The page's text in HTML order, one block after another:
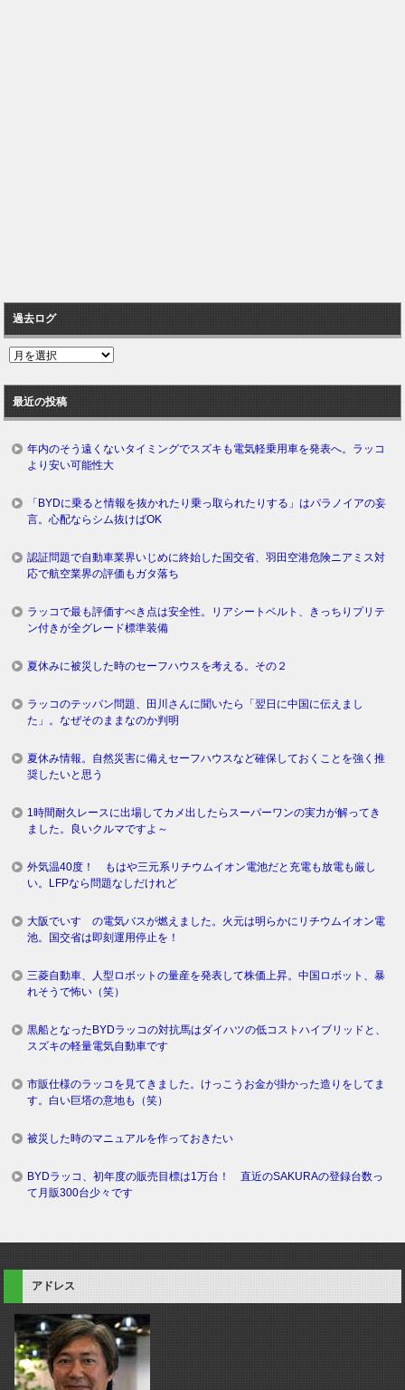
過去ログ
過
ロ
グ
最近の投稿
年内のそう遠くないタイミングでスズキも電気軽乗用車を発表へ。ラッコ
より安い可能性大
「BYDに乗ると情報を抜かれたり乗っ取られたりする」はパラノイアの妄
言。心配ならシム抜けばOK
認証問題で自動車業界いじめに終始した国交省、羽田空港危険ニアミス対
応で航空業界の評価もガタ落ち
ラッコで最も評価すべき点は安全性。リアシートベルト、きっちりプリテ
ン付きが全グレード標準装備
夏休みに被災した時のセーフハウスを考える。その２
ラッコのテッパン問題、田川さんに聞いたら「翌日に中国に伝えまし
た」。なぜそのままなのか判明
夏休み情報。自然災害に備えセーフハウスなど確保しておくことを強く推
奨したいと思う
1時間耐久レースに出場してカメ出したらスーパーワンの実力が解ってき
ました。良いクルマですよ～
外気温40度！ もはや三元系リチウムイオン電池だと充電も放電も厳し
い。LFPなら問題なしだけれど
大阪でいすゞの電気バスが燃えました。火元は明らかにリチウムイオン電
池。国交省は即刻運用停止を！
三菱自動車、人型ロボットの量産を発表して株価上昇。中国ロボット、暴
れそうで怖い（笑）
黒船となったBYDラッコの対抗馬はダイハツの低コストハイブリッドと、
スズキの軽量電気自動車です
市販仕様のラッコを見てきました。けっこうお金が掛かった造りをしてま
す。白い巨塔の意地も（笑）
被災した時のマニュアルを作っておきたい
BYDラッコ、初年度の販売目標は1万台！ 直近のSAKURAの登録台数っ
て月販300台少々です
アドレス